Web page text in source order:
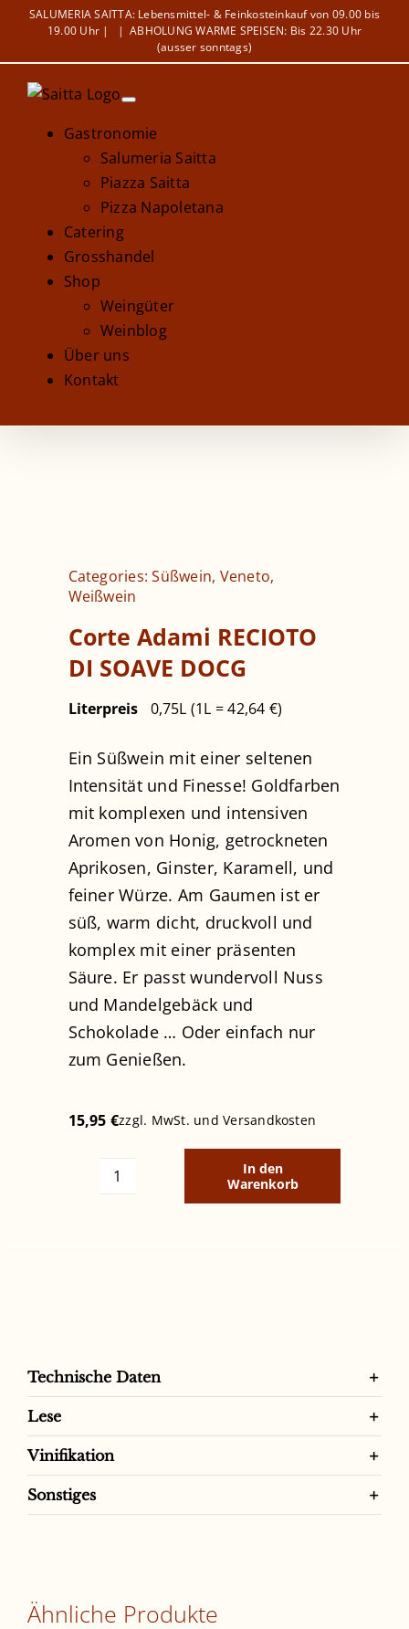
Zum
springen
SALUMERIA SAITTA: Lebensmittel- & Feinkosteinkauf von 09.00 bis
19.00 Uhr |
| ABHOLUNG WARME SPEISEN: Bis 22.30 Uhr
(ausser sonntags)
Gastronomie
Salumeria Saitta
Piazza Saitta
Pizza Napoletana
Catering
Grosshandel
Shop
Weingüter
Weinblog
Über uns
Kontakt
Categories:Süßwein, Veneto,
Weißwein
Corte Adami RECIOTO
DI SOAVE DOCG
Literpreis 0,75L (1L = 42,64 €)
Ein Süßwein mit einer seltenen
Intensität und Finesse! Goldfarben
mit komplexen und intensiven
Aromen von Honig, getrockneten
Aprikosen, Ginster, Karamell, und
feiner Würze. Am Gaumen ist er
süß, warm dicht, druckvoll und
komplex mit einer präsenten
Säure. Er passt wundervoll Nuss
und Mandelgebäck und
Schokolade … Oder einfach nur
zum Genießen.
15,95 €zzgl. MwSt. undVersandkosten
Corte
In den
Warenkorb
Technische Daten
Lese
Vinifikation
Sonstiges
Ähnliche Produkte